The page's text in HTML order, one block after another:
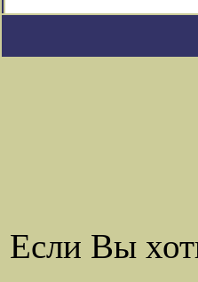
Если Вы